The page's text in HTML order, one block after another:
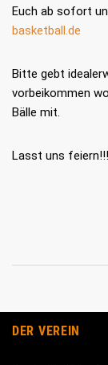
Euch ab sofort
basketball.de
Bitte gebt
vorbeikommen
Bälle mit.
Lasst uns
DER VEREIN